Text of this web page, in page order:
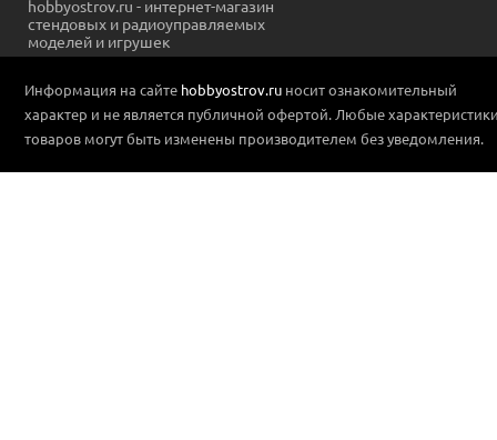
hobbyostrov.ru - интернет-магазин
стендовых и радиоуправляемых
моделей и игрушек
Информация на сайте hobbyostrov.ru носит ознакомительный
характер и не является публичной офертой. Любые
товаров могут быть изменены производителем без уведомления.